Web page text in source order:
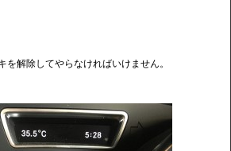
を解除してやらなければいけません。